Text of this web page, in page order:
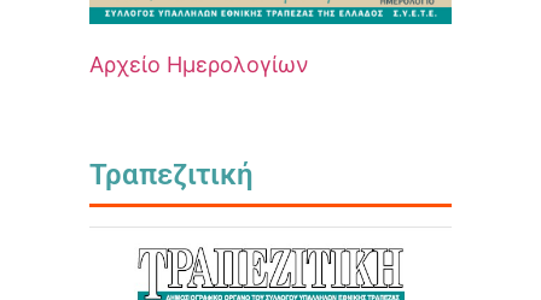
Αρχείο Ημερολογίων
Τραπεζιτική